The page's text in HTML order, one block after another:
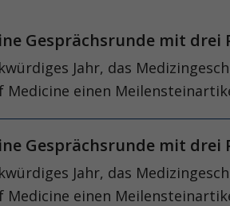
Gesprächsrunde mit
Jahr, das
einen
Gesprächsrunde mit
Jahr, das
einen